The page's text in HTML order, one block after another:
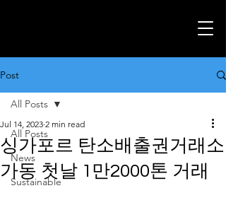
Post
All Posts
News
Sustainable
All Posts
싱가포르 탄소배출권거래소
가동 첫날 1만2000톤 거래
Jul 14, 2023 2 min read